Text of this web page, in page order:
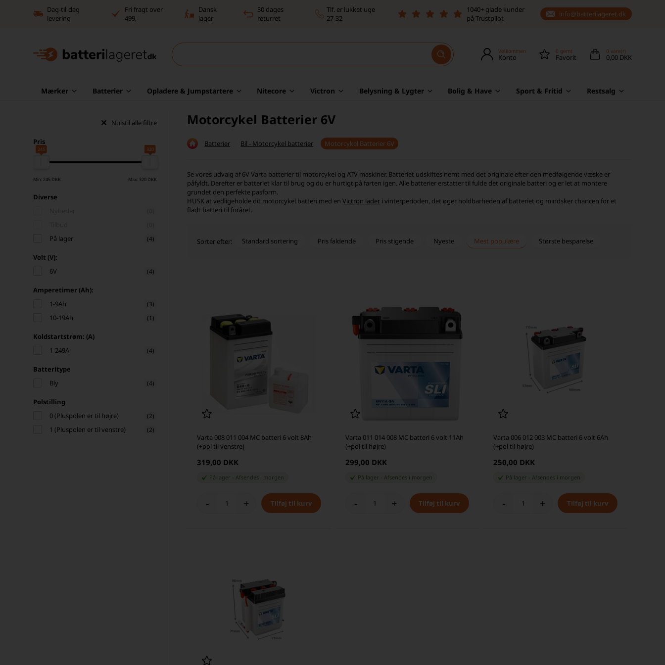
Dag-til-dag
levering
Fri fragt over
499,-
Dansk
lager
30 dages
returret
Tlf. er lukket uge
27-32
1040+ glade kunder
på Trustpilot
info@batterilageret.dk
Velkommen
Konto
0 gemt
Favorit
0 vare(r)
0,00 DKK
Mærker Batterier Opladere & Jumpstartere Nitecore Victron Belysning & Lygter Bolig & Have Sport & Fritid Restsalg
Nulstil alle filtre
Pris
245 320
Min: 245 DKK Max: 320 DKK
Diverse
På lager (4)
Volt (V):
6V
(4)
Amperetimer (Ah):
1-9Ah
(3)
10-19Ah (1)
Koldstartstrøm: (A)
1-249A
(4)
Batteritype
Bly
(4)
Polstilling
0 (Pluspolen er til højre)
(2)
1 (Pluspolen er til venstre) (2)
Motorcykel Batterier 6V
Batterier Bil - Motorcykel batterier Motorcykel Batterier 6V
Se vores udvalg af 6V Varta batterier til motorcykel og ATV maskiner. Batteriet udskiftes nemt med det originale efter den medfølgende væske er
påfyldt. Derefter er batteriet klar til brug og du er hurtigt på farten igen. Alle batterier erstatter til fulde det originale batteri og er let at montere
grundet den perfekte pasform.
HUSK at vedligeholde dit motorcykel batteri med enVictron lader i vinterperioden, det øger holdbarheden af batteriet og mindsker chancen for et
fladt batteri til foråret.
Sorter efter: Standard sortering Pris faldende Pris stigende Nyeste Mest populære Største besparelse
Varta 008 011 004 MC batteri 6 volt 8Ah
(+pol til venstre)
319,00 DKK
På lager -Afsendes i morgen
- +
Varta 011 014 008 MC batteri 6 volt 11Ah
(+pol til højre)
299,00 DKK
På lager Afsendes i morgen
- +
Varta 006 012 003 MC batteri 6 volt 6Ah
(+pol til højre)
250,00 DKK
På lager -Afsendes i morgen
- +